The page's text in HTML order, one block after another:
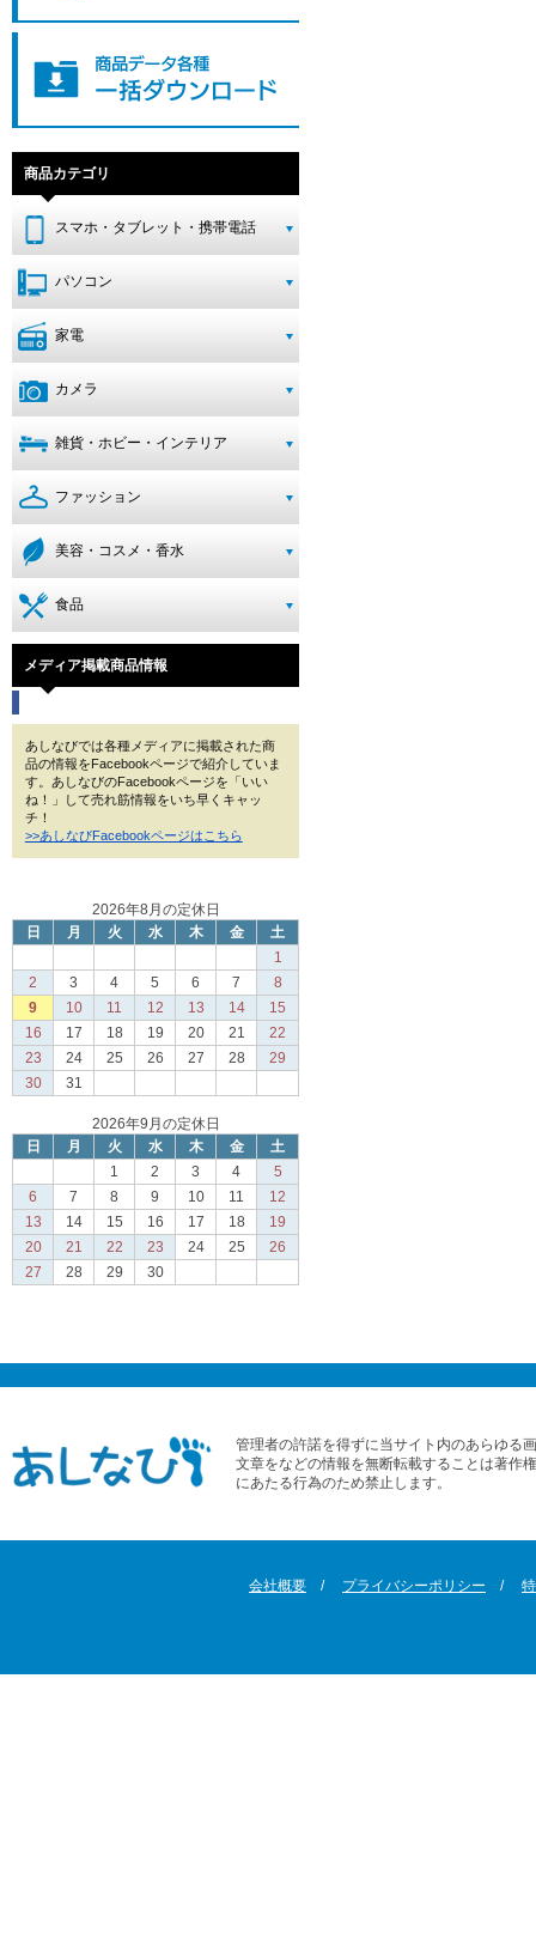
商品カテゴリ
スマホ・タブレット・携帯電話
パソコン
家電
カメラ
雑貨・ホビー・インテリア
ファッション
美容・コスメ・香水
食品
メディア掲載商品情報
あしなびでは各種メディアに掲載された商
品の情報をFacebookページで紹介していま
す。あしなびのFacebookページを「いい
ね！」して売れ筋情報をいち早くキャッ
チ！
>>あしなびFacebookページはこちら
2026年8月の定休日
日
月 火 水 木 金
土
1
2
3 4 5 6 7
8
9
10 11 12 13 14
15
16
17 18 19 20 21
22
23
24 25 26 27 28
29
30
31
2026年9月の定休日
日
月 火 水 木 金
土
1
2 3 4
5
6
7 8 9 10 11
12
13
14 15 16 17 18
19
20
21 22 23 24 25
26
27
28 29 30
管理者の許諾を得ずに当サイト内のあらゆる
文章をなどの情報を無断転載することは著作
にあたる行為のため禁止します。
会社概要 プライバシーポリシー